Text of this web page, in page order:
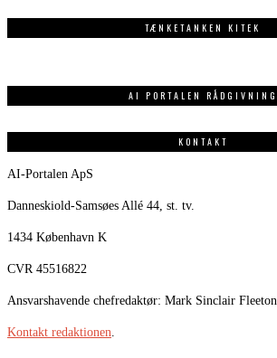
TÆNKETANKEN KITEK
AI PORTALEN RÅDGIVNING
KONTAKT
AI-Portalen ApS
Danneskiold-Samsøes Allé 44, st. tv.
1434 København K
CVR 45516822
Ansvarshavende chefredaktør: Mark Sinclair Fleeton
Kontakt redaktionen